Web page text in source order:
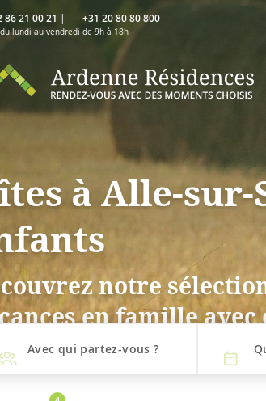
86 21 00 21 | +31 20 80 80 800
lundi au vendredi de 9h à 18h
à Alle-sur-
notre
en famille
Avec qui partez-vous ?